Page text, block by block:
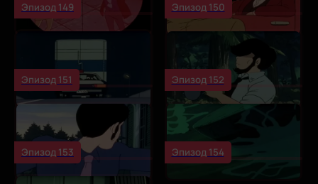
Эпизод 149 Эпизод 150
Эпизод 151 Эпизод 152
Эпизод 153 Эпизод 154